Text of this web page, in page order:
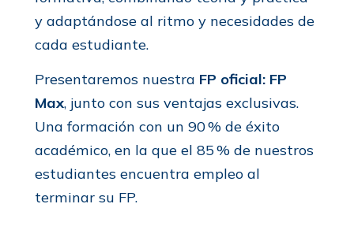
y adaptándose al ritmo y necesidades de
cada estudiante.
Presentaremos nuestra FP oficial: FP
Max, junto con sus ventajas exclusivas.
Una formación con un 90 % de éxito
académico, en la que el 85 % de nuestros
estudiantes encuentra empleo al
terminar su FP.